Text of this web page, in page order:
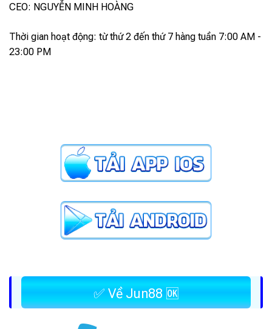
CEO: NGUYỄN MINH HOÀNG
Thời gian hoạt động: từ thứ 2 đến thứ 7 hàng tuần 7:00 AM -
23:00 PM
✅ Về Jun88 🆗